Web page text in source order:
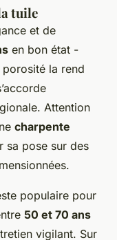
tuile
et de
en bon état -
porosité la rend
Attention
charpente
sa pose sur des
populaire pour
50 et 70 ans
vigilant. Sur